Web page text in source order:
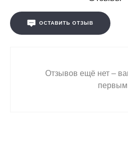
ОСТАВИТЬ ОТЗЫВ
Отзывов ещё нет –
первым